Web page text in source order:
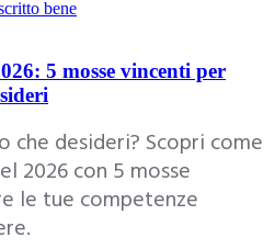
5 mosse vincenti per
desideri? Scopri come
2026 con 5 mosse
le tue competenze